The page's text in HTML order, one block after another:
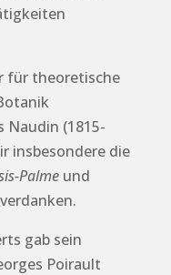
für theoretische
Naudin (1815-
insbesondere die
Palmeund
gab sein
Poirault